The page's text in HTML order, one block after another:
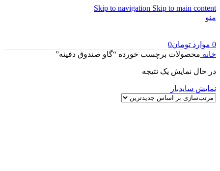
Skip to navigation Skip to main content
منو
0 موارد تومان0
خانه محصولات برچسب خورده “گاو صندوق دفینه”
در حال نمایش یک نتیجه
نمایش سایدبار